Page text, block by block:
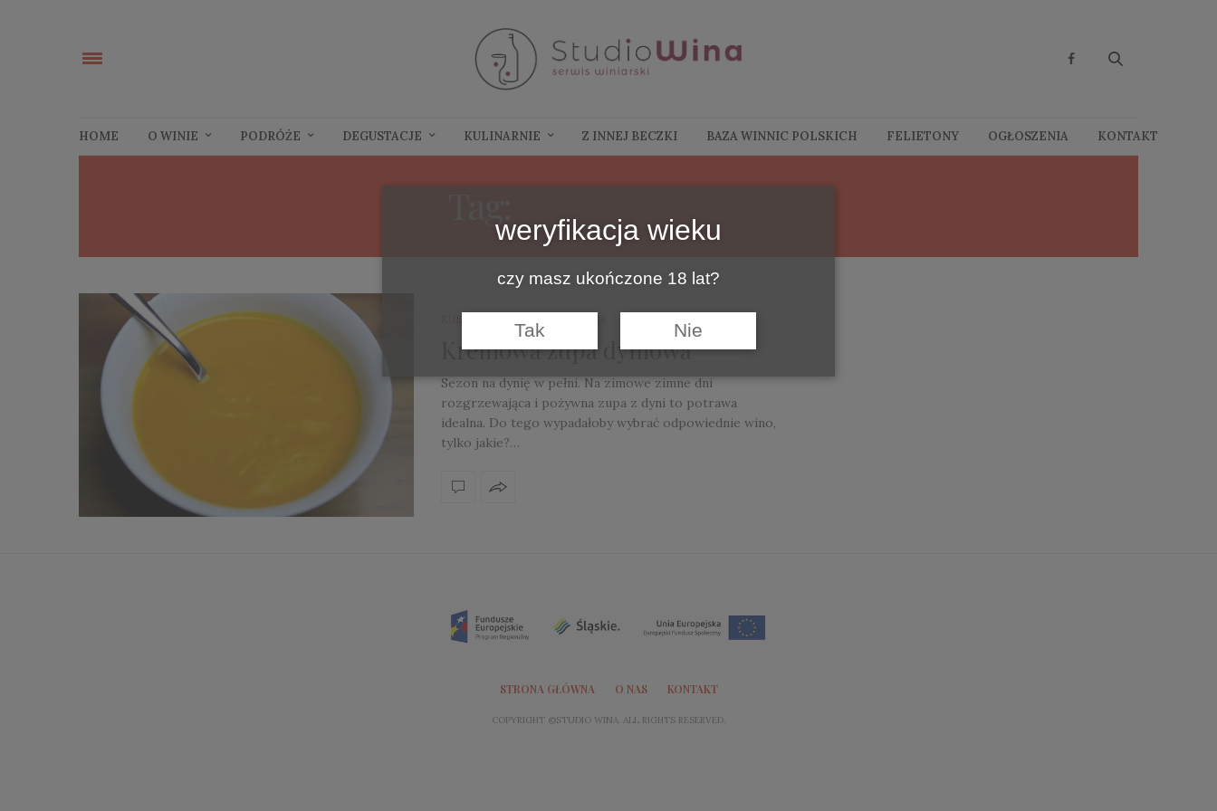
HOME O WINIE PODRÓŻE DEGUSTACJE KULINARNIE Z INNEJ BECZKI BAZA WINNIC POLSKICH FELIETONY OGŁOSZENIA KONTAKT
Kremowa zupa dyniowa
Sezon na dynię w pełni. Na zimowe zimne dni
rozgrzewająca i pożywna zupa z dyni to potrawa
idealna. Do tego wypadałoby wybrać odpowiednie wino,
tylko jakie?…
STRONA GŁÓWNA O NAS KONTAKT
COPYRIGHT ©STUDIO WINA. ALL RIGHTS RESERVED.
weryfikacja wieku
czy masz ukończone 18 lat?
Tak Nie